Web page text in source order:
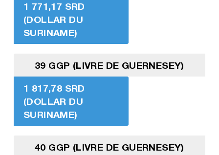
1 771,17 SRD
(DOLLAR DU
SURINAME)
39 GGP (LIVRE DE GUERNESEY)
1 817,78 SRD
(DOLLAR DU
SURINAME)
40 GGP (LIVRE DE GUERNESEY)